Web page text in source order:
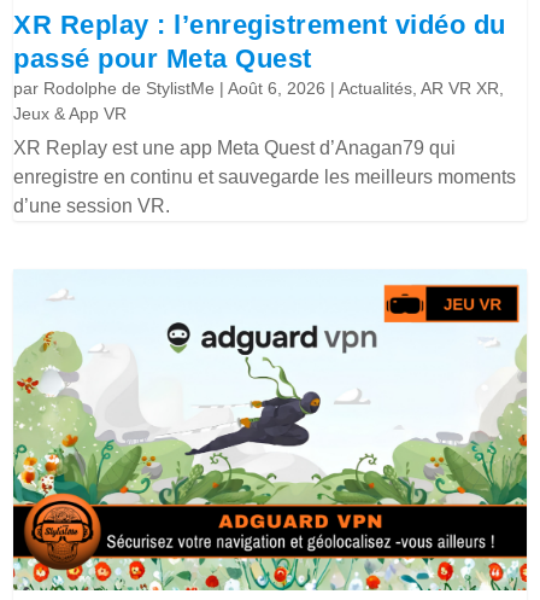
XR Replay : l’enregistrement vidéo du
passé pour Meta Quest
par Rodolphe de StylistMe |Août 6, 2026 |Actualités ,AR VR XR
Jeux & App VR
XR Replay est une app Meta Quest d’Anagan79 qui
enregistre en continu et sauvegarde les meilleurs moments
d’une session VR.